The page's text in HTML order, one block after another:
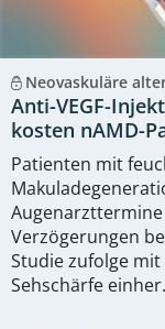
Neovaskuläre
Anti-VEGF-
kosten nAMD-
Patienten mit
Verzögerungen
Studie zufolge
Sehschärfe einher.